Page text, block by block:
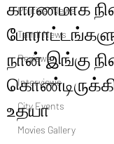
Political News
Tamil News
Reviews
Interviews
City Events
Movies Gallery
காரணமாக
நான் இங்கு
உதயா